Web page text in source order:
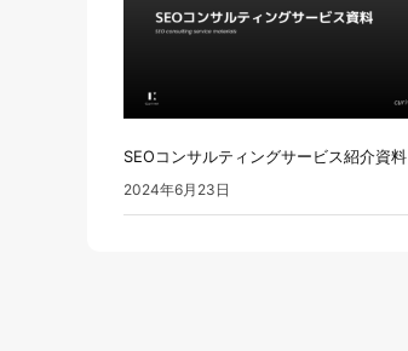
SEOコンサルティングサービス紹介資料
2024年6月23日